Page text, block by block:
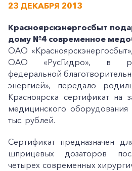
23 ДЕКАБРЯ 2013
Красноярскэнергосбыт
дому №4 современное
ОАО
ОАО «РусГидро», в
федеральной
энергией», передало
Красноярска сертификат на
медицинского
тыс. рублей.
Сертификат предназначен
шприцевых дозаторов
четырех современных